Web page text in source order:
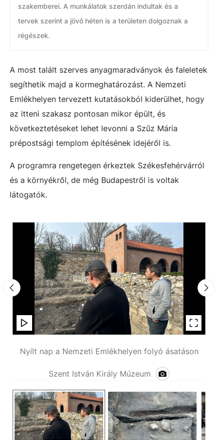
szakemberei. A munkálatok szerdán indultak és a
tervek szerint a jövő héten is a területen dolgoznak a
régészek.
A most talált szerves anyagmaradványok és faleletek
segíthetik majd a kormeghatározást. A Nemzeti
Emlékhelyen tervezett kutatásokból kiderülhet, hogy
az itteni szakasz pontosan mikor épült, és
következtetéseket lehet levonni a Szűz Mária
prépostsági templom építésének idejéről is.
A programra rengetegen érkeztek Székesfehérvárról
és a környékről, de még Budapestről is voltak
látogatók.
Nyílt nap a Nemzeti Emlékhelyen folyó ásatáson
Szent István Király Múzeum